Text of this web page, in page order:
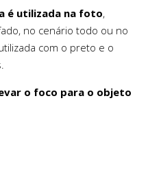
é utilizada na foto,
no cenário todo ou no
com o preto e o
o foco para o objeto